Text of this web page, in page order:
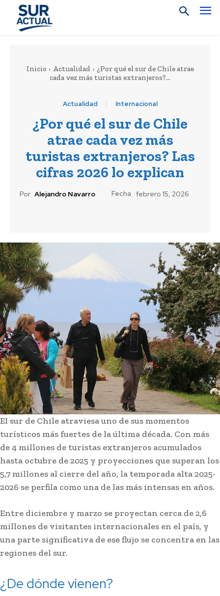
Inicio Actualidad
¿Por qué el sur de Chile atrae
cada vez más turistas extranjeros?...
Actualidad Internacional
¿Por qué el sur de Chile
atrae cada vez más
turistas extranjeros? Las
cifras 2026 lo explican
Por Alejandro Navarro Fecha febrero 15, 2026
El sur de Chile atraviesa uno de sus momentos
turísticos más fuertes de la última década. Con más
de 4 millones de turistas extranjeros acumulados
hasta octubre de 2025 y proyecciones que superan los
5,7 millones al cierre del año, la temporada alta 2025-
2026 se perfila como una de las más intensas en años.
Entre diciembre y marzo se proyectan cerca de 2,6
millones de visitantes internacionales en el país, y
una parte significativa de ese flujo se concentra en las
regiones del sur.
¿De dónde vienen?